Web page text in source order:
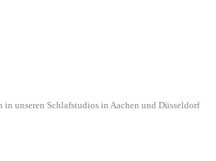
unseren Schlafstudios in Aachen und Düsseldorf